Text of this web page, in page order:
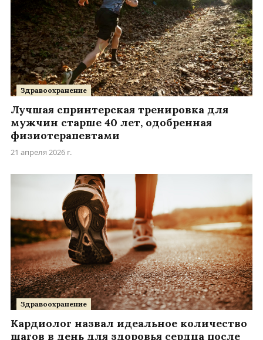
Здравоохранение
Лучшая спринтерская тренировка для
мужчин старше 40 лет, одобренная
физиотерапевтами
21 апреля 2026 г.
Здравоохранение
Кардиолог назвал идеальное количество
шагов в день для здоровья сердца после